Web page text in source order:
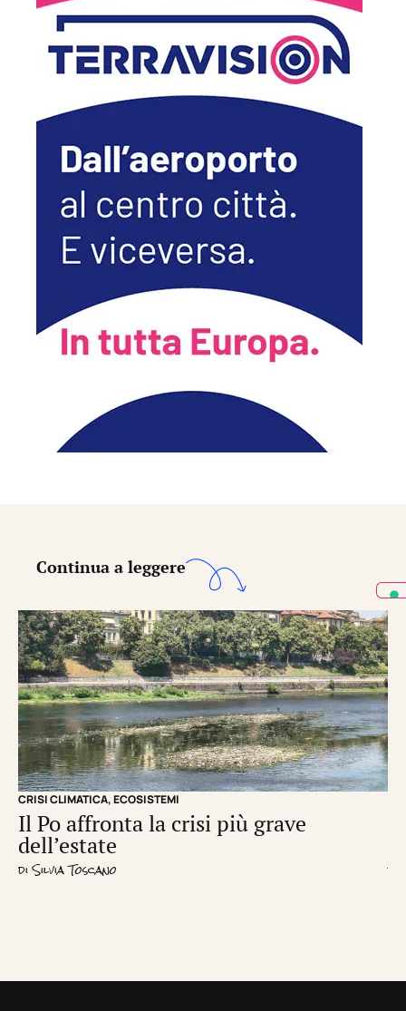
Continua a leggere
CRISI CLIMATICA,ECOSISTEMI
Il Po affronta la crisi più grave
dell’estate
diSilvia Toscano